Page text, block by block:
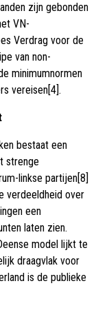
zijn gebonden
VN-
Verdrag voor de
van non-
minimumnormen
vereisen[4].
bestaat een
strenge
linkse partijen[8]
verdeeldheid over
een
laten zien.
model lijkt te
draagvlak voor
is de publieke